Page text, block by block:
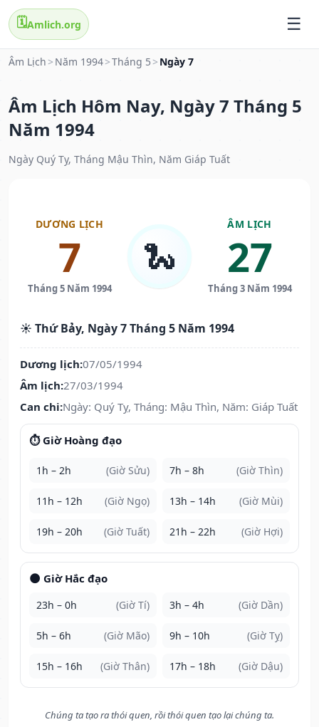
🗓️Amlich.org
Âm Lịch > Năm 1994>Tháng 5 > Ngày 7
Âm Lịch Hôm Nay, Ngày 7 Tháng 5
Năm 1994
Ngày Quý Tỵ, Tháng Mậu Thìn, Năm Giáp Tuất
DƯƠNG LỊCH
7
Tháng 5 Năm 1994
🐍
ÂM LỊCH
27
Tháng 3 Năm 1994
☀️ Thứ Bảy, Ngày 7 Tháng 5 Năm 1994
Dương lịch:07/05/1994
Âm lịch:27/03/1994
Can chi:Ngày: Quý Tỵ, Tháng: Mậu Thìn, Năm: Giáp Tuất
⏱️ Giờ Hoàng đạo
1h – 2h (Giờ Sửu) 7h – 8h (Giờ Thìn)
11h – 12h (Giờ Ngọ) 13h – 14h (Giờ Mùi)
19h – 20h (Giờ Tuất) 21h – 22h (Giờ Hợi)
🌑 Giờ Hắc đạo
23h – 0h (Giờ Tí) 3h – 4h (Giờ Dần)
5h – 6h (Giờ Mão) 9h – 10h (Giờ Tỵ)
15h – 16h (Giờ Thân) 17h – 18h (Giờ Dậu)
Chúng ta tạo ra thói quen, rồi thói quen tạo lại chúng ta.